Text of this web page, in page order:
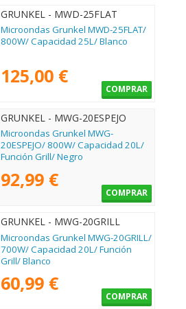
GRUNKEL - MWD-25FLAT
Microondas Grunkel MWD-25FLAT/
800W/ Capacidad 25L/ Blanco
125,00 €
COMPRAR
GRUNKEL - MWG-20ESPEJO
Microondas Grunkel MWG-
20ESPEJO/ 800W/ Capacidad 20L/
Función Grill/ Negro
92,99 €
COMPRAR
GRUNKEL - MWG-20GRILL
Microondas Grunkel MWG-20GRILL/
700W/ Capacidad 20L/ Función
Grill/ Blanco
60,99 €
COMPRAR